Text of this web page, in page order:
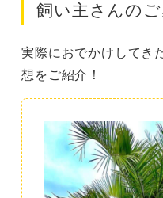
飼い主さんのご
実際におでかけしてき
想をご紹介！